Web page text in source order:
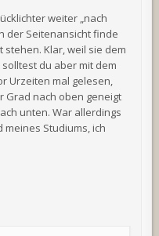
weiter „nach
der Seitenansicht finde
Klar, weil sie dem
du aber mit dem
Urzeiten mal gelesen,
Grad nach oben geneigt
unten. War allerdings
meines Studiums, ich